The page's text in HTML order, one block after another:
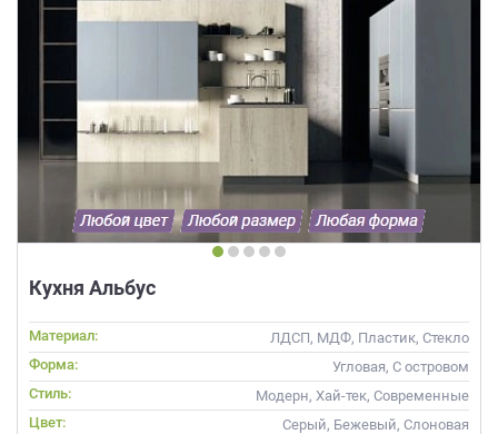
Кухня Альбус
Материал:
ЛДСП, МДФ, Пластик, Стекло
Форма:
Угловая, С островом
Стиль:
Модерн, Хай-тек, Современные
Цвет:
Серый, Бежевый, Слоновая